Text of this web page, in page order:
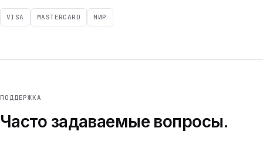
VISA MASTERCARD МИР
ПОДДЕРЖКА
Часто задаваемые вопросы.